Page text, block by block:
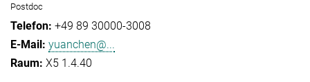
Postdoc
+49 89 30000-3008
yuanchen@...
X5 1.4.40